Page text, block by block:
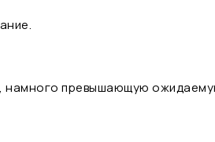
намного превышающую